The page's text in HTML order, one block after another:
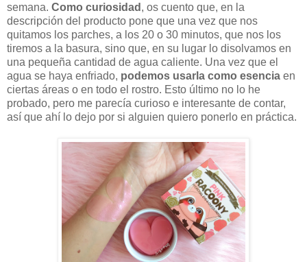
semana. Como curiosidad , os cuento que, en la
descripción del producto pone que una vez que nos
quitamos los parches, a los 20 o 30 minutos, que nos los
tiremos a la basura, sino que, en su lugar lo disolvamos en
una pequeña cantidad de agua caliente. Una vez que el
agua se haya enfriado, podemos usarla como esencia en
ciertas áreas o en todo el rostro. Esto último no lo he
probado, pero me parecía curioso e interesante de contar,
así que ahí lo dejo por si alguien quiero ponerlo en práctica.